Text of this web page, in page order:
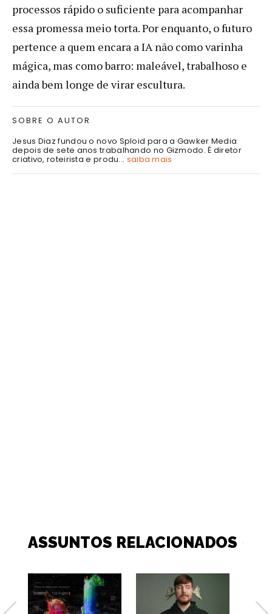
processos rápido o suficiente para acompanhar
essa promessa meio torta. Por enquanto, o futuro
pertence a quem encara a IA não como varinha
mágica, mas como barro: maleável, trabalhoso e
ainda bem longe de virar escultura.
SOBRE O AUTOR
Jesus Diaz fundou o novo Sploid para a Gawker Media
depois de sete anos trabalhando no Gizmodo. É diretor
criativo, roteirista e produ... saiba mais
ASSUNTOS RELACIONADOS